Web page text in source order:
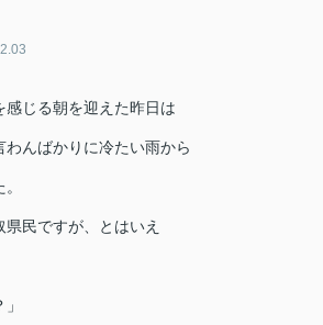
感じる朝を迎えた昨日は
わんばかりに冷たい雨から
民ですが、とはいえ